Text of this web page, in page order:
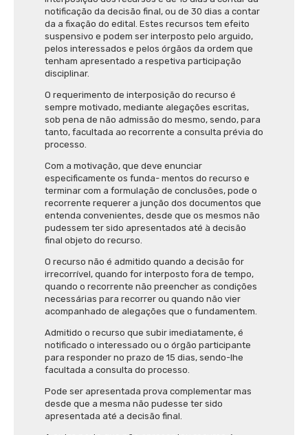
notificação da decisão final, ou de 30 dias a contar
da a fixação do edital. Estes recursos tem efeito
suspensivo e podem ser interposto pelo arguido,
pelos interessados e pelos órgãos da ordem que
tenham apresentado a respetiva participação
disciplinar.
O requerimento de interposição do recurso é
sempre motivado, mediante alegações escritas,
sob pena de não admissão do mesmo, sendo, para
tanto, facultada ao recorrente a consulta prévia do
processo.
Com a motivação, que deve enunciar
especificamente os funda- mentos do recurso e
terminar com a formulação de conclusões, pode o
recorrente requerer a junção dos documentos que
entenda convenientes, desde que os mesmos não
pudessem ter sido apresentados até à decisão
final objeto do recurso.
O recurso não é admitido quando a decisão for
irrecorrível, quando for interposto fora de tempo,
quando o recorrente não preencher as condições
necessárias para recorrer ou quando não vier
acompanhado de alegações que o fundamentem.
Admitido o recurso que subir imediatamente, é
notificado o interessado ou o órgão participante
para responder no prazo de 15 dias, sendo-lhe
facultada a consulta do processo.
Pode ser apresentada prova complementar mas
desde que a mesma não pudesse ter sido
apresentada até a decisão final.